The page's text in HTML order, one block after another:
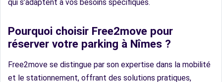
qui s’adaptent à vos besoins spécifiques.
Pourquoi choisir Free2move pour
réserver votre parking à Nîmes ?
Free2move se distingue par son expertise dans la mobilité
et le stationnement, offrant des solutions pratiques,